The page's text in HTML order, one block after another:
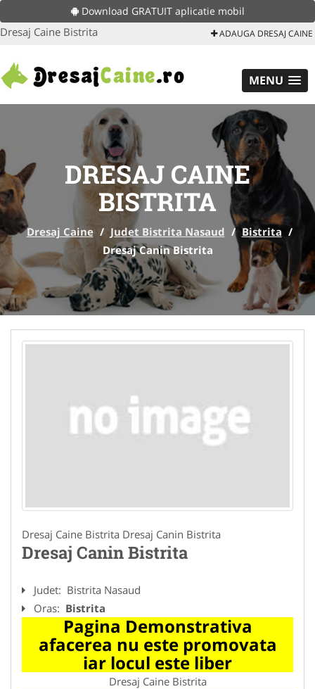
Download GRATUIT aplicatie mobil
Dresaj Caine Bistrita ADAUGA DRESAJ CAINE
MENU
DRESAJ CAINE
BISTRITA
Dresaj Caine / Judet Bistrita Nasaud / Bistrita /
Dresaj Canin Bistrita
Dresaj Caine Bistrita Dresaj Canin Bistrita
Dresaj Canin Bistrita
Judet: Bistrita Nasaud
Oras: Bistrita
Pagina Demonstrativa
afacerea nu este promovata
iar locul este liber
Dresaj Caine Bistrita